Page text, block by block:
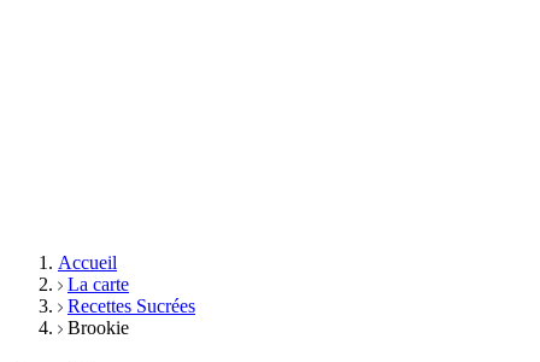
Accueil
La carte
Recettes Sucrées
Brookie